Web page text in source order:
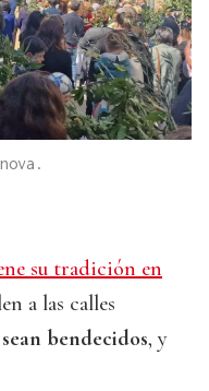
su tradición en
a las calles
bendecidos, y